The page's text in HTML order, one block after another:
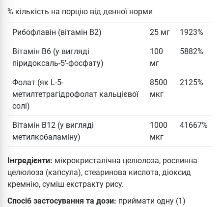
% кількість на порцію від денної норми
Рибофлавін (вітамін В2) 25 мг 1923%
Вітамін B6 (у вигляді
піридоксаль-5'-фосфату)
100
мг
5882%
Фолат (як L-5-
метилтетрагідрофолат кальцієвої
солі)
8500
мкг
2125%
Вітамін В12 (у вигляді
метилкобаламіну)
1000
мкг
41667%
Інгредієнти: мікрокристалічна целюлоза, рослинна
целюлоза (капсула), стеаринова кислота, діоксид
кремнію, суміш екстракту рису.
Спосіб застосування та дози: приймати одну (1)